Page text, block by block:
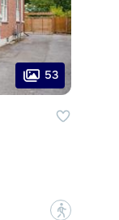
53
?